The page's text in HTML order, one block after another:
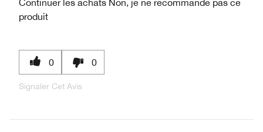
produit
0 0
Signaler Cet Avis